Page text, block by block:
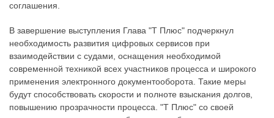
соглашения.
В завершение выступления Глава "Т Плюс" подчеркнул
необходимость развития цифровых сервисов при
взаимодействии с судами, оснащения необходимой
современной техникой всех участников процесса и широкого
применения электронного документооборота. Такие меры
будут способствовать скорости и полноте взыскания долгов,
повышению прозрачности процесса. "Т Плюс" со своей